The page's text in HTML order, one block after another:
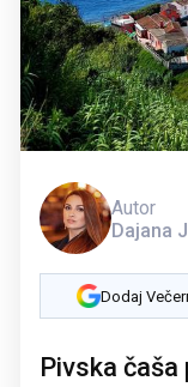
Autor
Dajana
Dodaj
Pivska